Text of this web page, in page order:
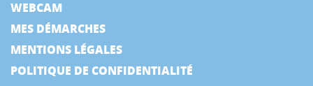
WEBCAM
MES DÉMARCHES
MENTIONS LÉGALES
POLITIQUE DE CONFIDENTIALITÉ